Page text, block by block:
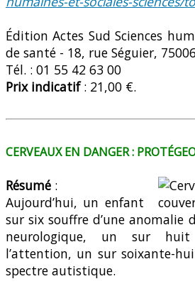
Édition Actes Sud Sciences
de santé - 18, rue Séguier,
Tél. : 01 55 42 63 00
Prix indicatif: 21,00 €.
CERVEAUX EN DANGER :
Résumé :
Aujourd’hui, un enfant
sur six souffre d’une anomalie
neurologique, un sur
l’attention, un sur soixante-
spectre autistique.